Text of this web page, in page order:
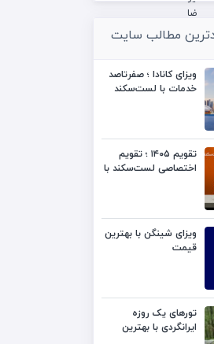
مطالب سایت
ویزای کانادا ؛ صفرتاصد
خدمات با لست‌سکند
تقویم ۱۴۰۵ ؛ تقویم
اختصاصی لست‌سکند با
ویزای شینگن با بهترین
قیمت
تورهای یک روزه
ایرانگردی با بهترین